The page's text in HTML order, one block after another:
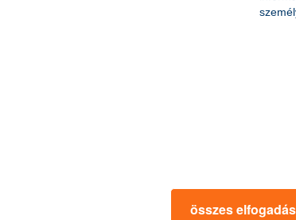
szervezői most összegyűjtöttek öt olyan tanácsot,
összes